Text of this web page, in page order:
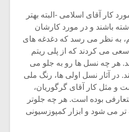
کار آقای اسلامی -البته بهتر
باشند و در مورد کارشان
به نظر می رسد که دغدغه های
می کردند که از پلی ریتم
هر چه نسل ها رو به جلو می
در آثار نسل اولی ها، رنگ ملی
و مثل کار آقای گرگوریان،
بوده است. هر چه جلوتر
می شود و ابزار کمپوزسیونی
موریس ژار